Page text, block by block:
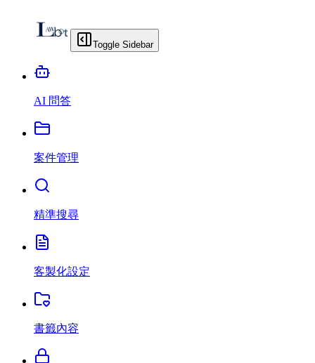
Toggle Sidebar
AI 問答
案件管理
精準搜尋
客製化設定
書籤內容